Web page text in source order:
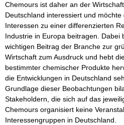
Chemours ist daher an der
Deutschland interessiert und
Interessen zu einer differenzierten
Industrie in Europa beitragen. Dabei
wichtigen Beitrag der Branche zur
Wirtschaft zum Ausdruck und hebt
bestimmter chemischer Produkte
die Entwicklungen in Deutschland
Grundlage dieser Beobachtungen
Stakeholdern, die sich auf das
Chemours organisiert keine
Interessengruppen in Deutschland.